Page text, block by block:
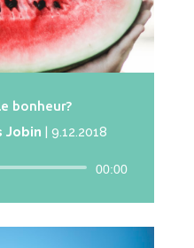
bonheur?
Jobin | 9.12.2018
00:00